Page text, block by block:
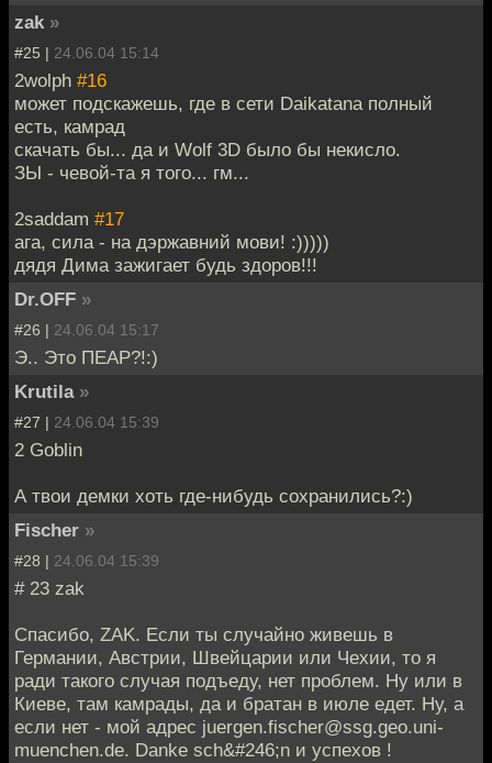
zak »
#25 | 24.06.04 15:14
2wolph #16
может подскажешь, где в сети Daikatana полный
есть, камрад
скачать бы... да и Wolf 3D было бы некисло.
ЗЫ - чевой-та я того... гм...
2saddam #17
ага, сила - на дэржавний мови! :)))))
дядя Дима зажигает будь здоров!!!
Dr.OFF »
#26 | 24.06.04 15:17
Э.. Это ПЕАР?!:)
Krutila »
#27 | 24.06.04 15:39
2 Goblin
А твои демки хоть где-нибудь сохранились?:)
Fischer »
#28 | 24.06.04 15:39
# 23 zak
Спасибо, ZAK. Если ты случайно живешь в
Германии, Австрии, Швейцарии или Чехии, то я
ради такого случая подъеду, нет проблем. Ну или в
Киеве, там камрады, да и братан в июле едет. Ну, а
если нет - мой адрес juergen.fischer@ssg.geo.uni-
muenchen.de. Danke sch&#246;n и успехов !